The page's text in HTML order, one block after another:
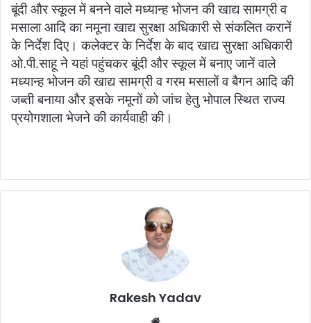
बूंदी और स्कूल में बनने वाले मध्यान्ह भोजन की खाद्य सामग्री व
मसाला आदि का नमूना खाद्य सुरक्षा अधिकारी से संकलित करानें
के निर्देश दिए। कलेक्टर के निर्देश के बाद खाद्य सुरक्षा अधिकारी
ओ.पी.साहू ने यहां पहुंचकर बूंदी और स्कूल में बनाए जानें वाले
मध्यान्ह भोजन की खाद्य सामग्री व गरम मसालों व बैगन आदि की
जब्ती बनाया और इसके नमूनों को जांच हेतु भोपाल स्थित राज्य
प्रयोगशाला भेजने की कार्यवाही की।
Rakesh Yadav